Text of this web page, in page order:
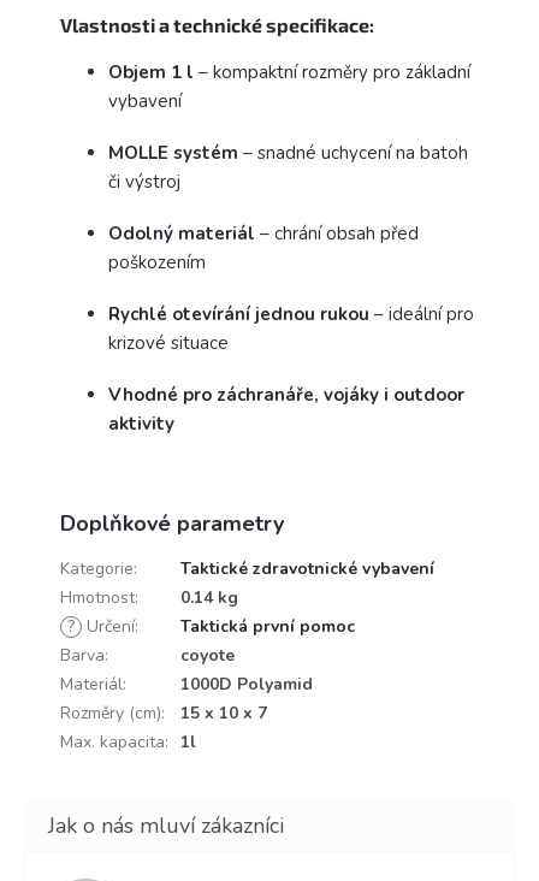
Vlastnosti a technické specifikace:
Objem 1 l – kompaktní rozměry pro základní
vybavení
MOLLE systém – snadné uchycení na batoh
či výstroj
Odolný materiál – chrání obsah před
poškozením
Rychlé otevírání jednou rukou – ideální pro
krizové situace
Vhodné pro záchranáře, vojáky i outdoor
aktivity
Doplňkové parametry
Kategorie:
Taktické zdravotnické vybavení
Hmotnost:
0.14 kg
? Určení:
Taktická první pomoc
Barva:
coyote
Materiál:
1000D Polyamid
Rozměry (cm):
15 x 10 x 7
Max. kapacita: 1l